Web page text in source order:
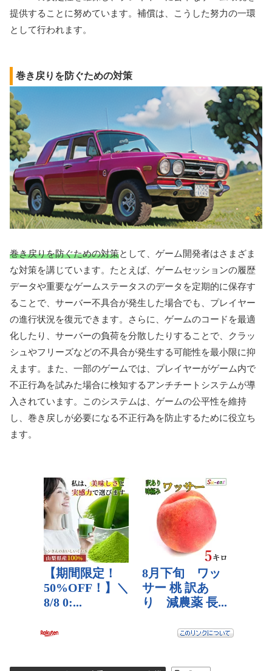
提供することに努めています。補償は、こうした努力の一環
として行われます。
巻き戻りを防ぐための対策
巻き戻りを防ぐための対策として、ゲーム開発者はさまざま
な対策を講じています。たとえば、ゲームセッションの履歴
データや重要なゲームステータスのデータを定期的に保存す
ることで、サーバー不具合が発生した場合でも、プレイヤー
の進行状況を復元できます。さらに、ゲームのコードを最適
化したり、サーバーの負荷を分散したりすることで、クラッ
シュやフリーズなどの不具合が発生する可能性を最小限に抑
えます。また、一部のゲームでは、プレイヤーがゲーム内で
不正行為を試みた場合に検知するアンチチートシステムが導
入されています。このシステムは、ゲームの公平性を維持
し、巻き戻しが必要になる不正行為を防止するために役立ち
ます。